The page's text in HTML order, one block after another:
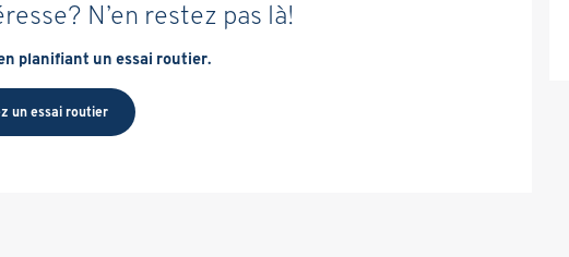
N’en restez pas là!
planifiant un essai routier.
un essai routier